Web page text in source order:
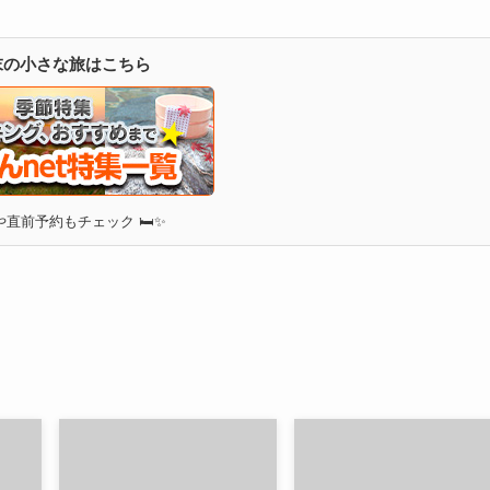
小さな旅はこちら
直前予約もチェック 🛏✨